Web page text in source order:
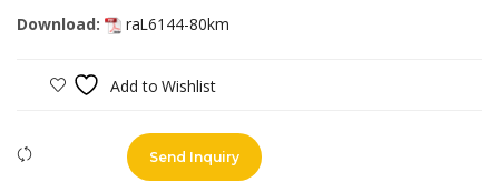
Download:
raL6144-80km
Add to Wishlist
Send Inquiry